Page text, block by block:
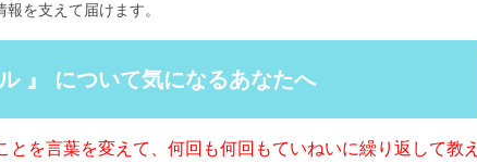
報を支えて届けます。
』 について気になるあなたへ
とを言葉を変えて、何回も何回もていねいに繰り返して教え